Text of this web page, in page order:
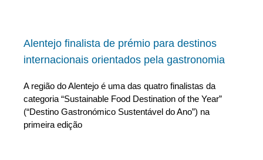
Alentejo finalista de prémio para destinos
internacionais orientados pela gastronomia
A região do Alentejo é uma das quatro finalistas da
categoria “Sustainable Food Destination of the Year”
(“Destino Gastronómico Sustentável do Ano”) na
primeira edição